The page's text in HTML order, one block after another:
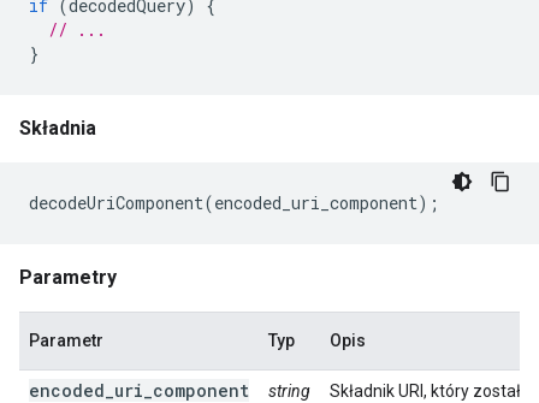
if (decodedQuery)
{
// ...
}
Składnia
decodeUriComponent(encoded_uri_component);
Parametry
Parametr Typ Opis
encoded_uri_component string
Składnik URI, który został